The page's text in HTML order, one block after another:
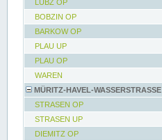
LÜBZ OP
BOBZIN OP
BARKOW OP
PLAU UP
PLAU OP
WAREN
MÜRITZ-HAVEL-WASSERSTRASSE
STRASEN OP
STRASEN UP
DIEMITZ OP